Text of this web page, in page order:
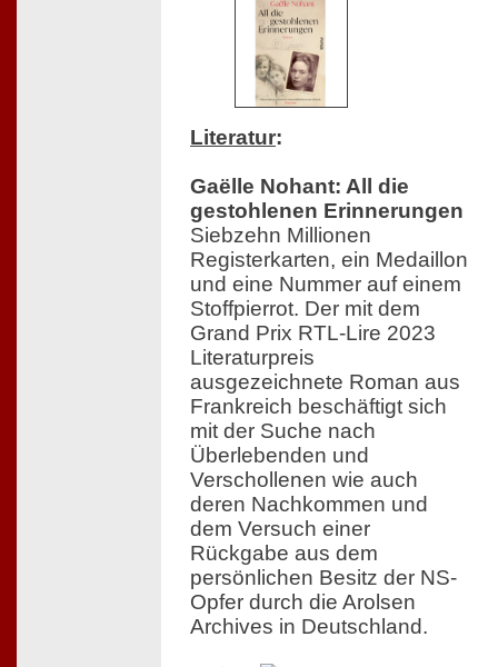
Literatur:
Gaëlle Nohant: All die
gestohlenen Erinnerungen
Siebzehn Millionen
Registerkarten, ein Medaillon
und eine Nummer auf einem
Stoffpierrot. Der mit dem
Grand Prix RTL-Lire 2023
Literaturpreis
ausgezeichnete Roman aus
Frankreich beschäftigt sich
mit der Suche nach
Überlebenden und
Verschollenen wie auch
deren Nachkommen und
dem Versuch einer
Rückgabe aus dem
persönlichen Besitz der NS-
Opfer durch die Arolsen
Archives in Deutschland.